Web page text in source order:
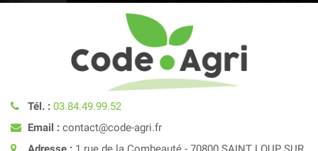
Tél. : 03.84.49.99.52
Email : contact@code-agri.fr